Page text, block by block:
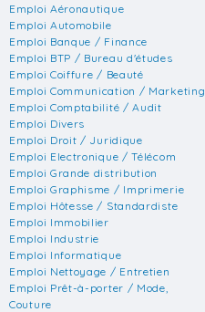
Emploi Aéronautique
Emploi Automobile
Emploi Banque / Finance
Emploi BTP / Bureau d'études
Emploi Coiffure / Beauté
Emploi Communication / Marketing
Emploi Comptabilité / Audit
Emploi Divers
Emploi Droit / Juridique
Emploi Electronique / Télécom
Emploi Grande distribution
Emploi Graphisme / Imprimerie
Emploi Hôtesse / Standardiste
Emploi Immobilier
Emploi Industrie
Emploi Informatique
Emploi Nettoyage / Entretien
Emploi Prêt-à-porter / Mode,
Couture